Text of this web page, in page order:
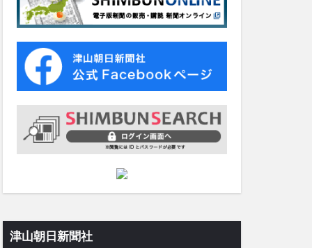
津山朝日新聞社